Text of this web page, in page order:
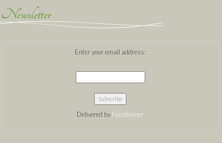
Newsletter
Enter your email address:
Delivered by FeedBurner